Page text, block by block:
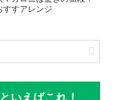
すすアレンジ
いえばこれ！